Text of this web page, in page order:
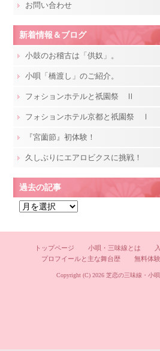
お問い合わせ
新着情報＆ブログ
小鼓のお稽古は「供奴」。
小唄「橋渡し」のご紹介。
フォションホテルと祇園祭 Ⅱ
フォションホテル京都と祇園祭 Ⅰ
『宮薗節』初体験！
久しぶりにエアロビクスに挑戦！
過去の記事
の
トップページ 小唄・三味線とは
プロフイールと主な舞台歴
無料体
Copyright (C) 2026 芝恋の三味線・小